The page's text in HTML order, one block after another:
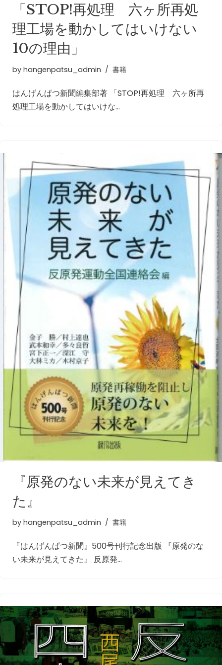
「STOP!再処理 六ヶ所再処
理工場を動かしてはいけない
10の理由」
by hangenpatsu_admin 書籍
はんげんぱつ新聞編集部著 「STOP!再処理 六ヶ所再
処理工場を動かしてはいけな…
『原発のない未来が見えてき
た』
by hangenpatsu_admin 書籍
『はんげんぱつ新聞』500号刊行記念出版 『原発のな
い未来が見えてきた』 反原発…